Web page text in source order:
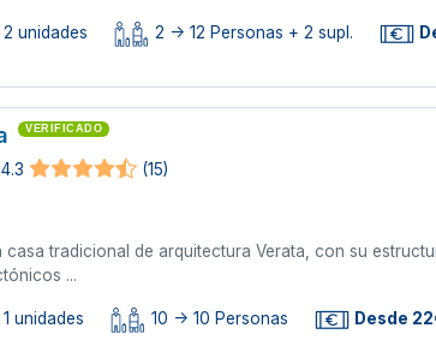
2 unidades 2 -> 12 Personas + 2 supl.
VERIFICADO
(15)
casa tradicional de arquitectura Verata, con su
...
1 unidades 10 -> 10 Personas Desde